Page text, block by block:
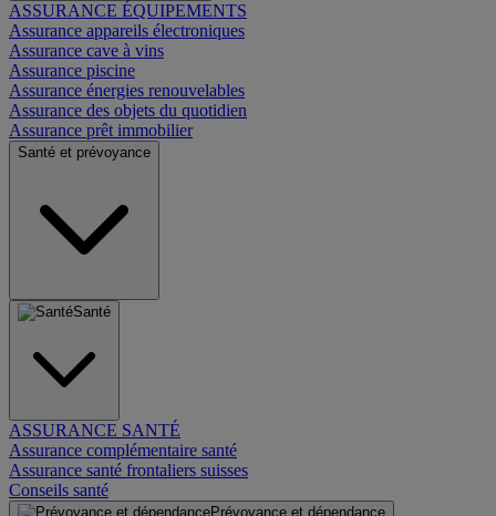
ASSURANCE ÉQUIPEMENTS
Assurance appareils électroniques
Assurance cave à vins
Assurance piscine
Assurance énergies renouvelables
Assurance des objets du quotidien
Assurance prêt immobilier
Santé et prévoyance
Santé
ASSURANCE SANTÉ
Assurance complémentaire santé
Assurance santé frontaliers suisses
Conseils santé
Prévoyance et dépendance